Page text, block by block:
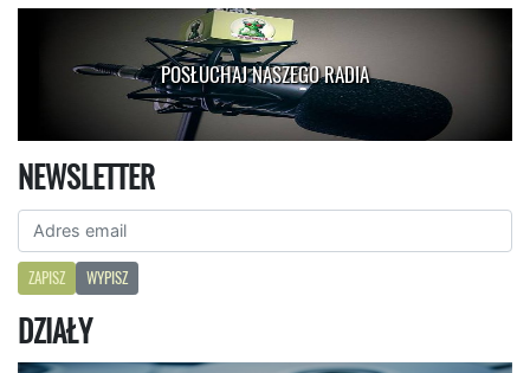
POSŁUCHAJ NASZEGO RADIA
NEWSLETTER
ZAPISZ WYPISZ
DZIAŁY